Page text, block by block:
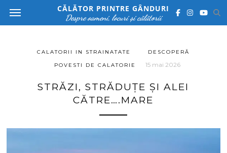
CĂLĂTOR PRINTRE GÂNDURI
Despre oameni, locuri și călătorii
CALATORII IN STRAINATATE
DESCOPERĂ
POVESTI DE CALATORIE
15 mai 2026
STRĂZI, STRĂDUȚE ȘI ALEI
CĂTRE….MARE